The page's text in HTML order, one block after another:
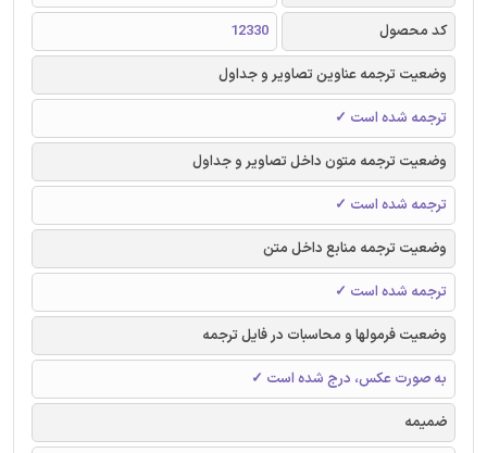
کد محصول
12330
وضعیت ترجمه عناوین تصاویر و جداول
ترجمه شده است ✓
وضعیت ترجمه متون داخل تصاویر و جداول
ترجمه شده است ✓
وضعیت ترجمه منابع داخل متن
ترجمه شده است ✓
وضعیت فرمولها و محاسبات در فایل ترجمه
به صورت عکس، درج شده است ✓
ضمیمه